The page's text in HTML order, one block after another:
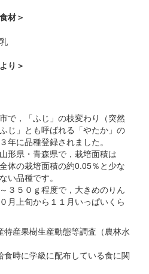
材＞
り＞
で，「ふじ」の枝変わり（突然
じ」とも呼ばれる「やたか」の
年に品種登録されました。
形県・青森県で，栽培面積は
体の栽培面積の約0.05％と少な
い品種です。
３５０ｇ程度で，大きめのりん
月上旬から１１月いっぱいくら
産果樹生産動態等調査（農林水
時に学級に配布している食に関